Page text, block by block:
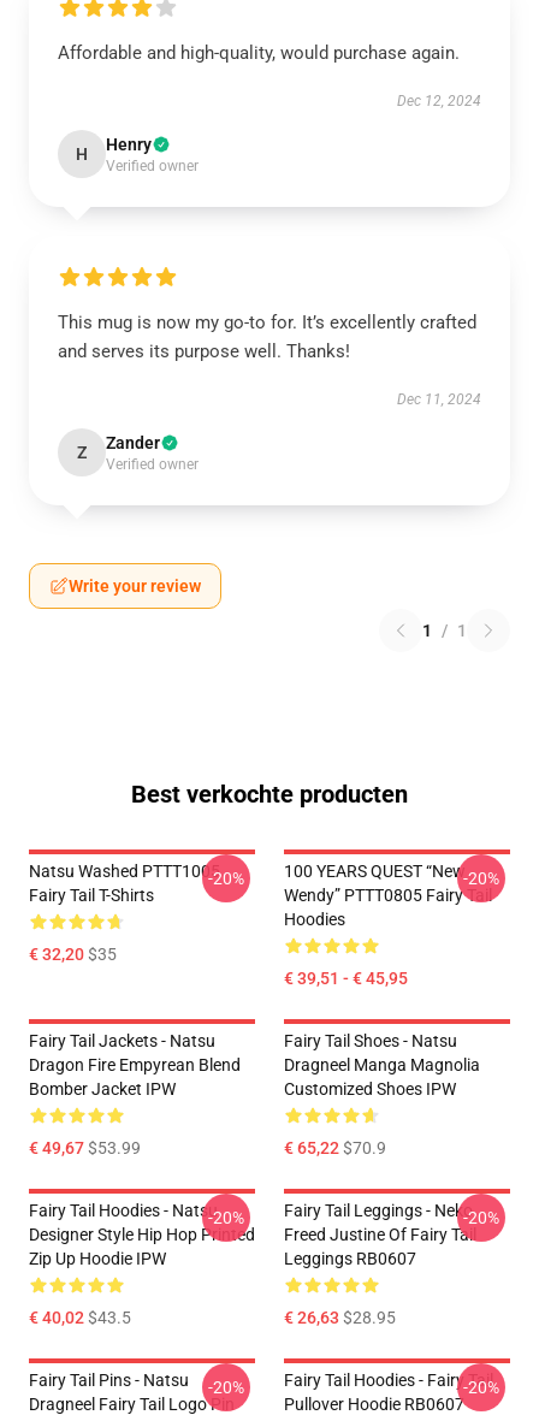
Affordable and high-quality, would purchase again.
Dec 12, 2024
H Henry
Verified owner
This mug is now my go-to for. It’s excellently crafted
and serves its purpose well. Thanks!
Dec 11, 2024
Z Zander
Verified owner
Write your review
1 / 1
Best verkochte producten
Natsu Washed PTTT1005
Fairy Tail T-Shirts
€ 32,20$35
-20%
100 YEARS QUEST “New
Wendy” PTTT0805 Fairy Tail
Hoodies
€ 39,51 - € 45,95
-20%
Fairy Tail Jackets - Natsu
Dragon Fire Empyrean Blend
Bomber Jacket IPW
€ 49,67$53.99
Fairy Tail Shoes - Natsu
Dragneel Manga Magnolia
Customized Shoes IPW
€ 65,22$70.9
Fairy Tail Hoodies - Natsu
Designer Style Hip Hop Printed
Zip Up Hoodie IPW
€ 40,02$43.5
-20%
Fairy Tail Leggings - Neko
Freed Justine Of Fairy Tail
Leggings RB0607
€ 26,63 $28.95
-20%
Fairy Tail Pins - Natsu
Dragneel Fairy Tail Logo Pin
-20%
Fairy Tail Hoodies - Fairy Tail
Pullover Hoodie RB0607
-20%